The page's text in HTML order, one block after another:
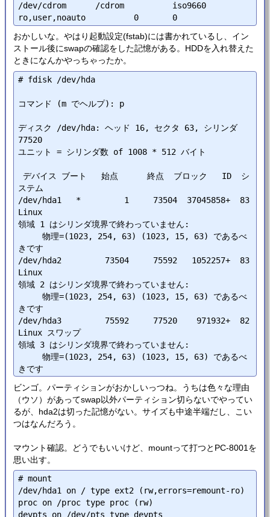
/dev/cdrom      /cdrom          iso9660
おかしいな。やはり起動設定(fstab)には書かれているし、イン
ストール後にswapの確認をした記憶がある。HDDを入れ替えた
ときになんかやっちゃったか。
# fdisk /dev/hda
コマンド (m でヘルプ): p
ディスク /dev/hda: ヘッド 16, セクタ 63, シリンダ
77520
ユニット = シリンダ数 of 1008 * 512 バイト
デバイス ブート   始点      終点  ブロック   ID  シ
ステム
/dev/hda1   *         1     73504  37045858+  83
Linux
領域 1 はシリンダ境界で終わっていません:
     物理=(1023, 254, 63) (1023, 15, 63) であるべ
きです
/dev/hda2         73504     75592   1052257+  83
Linux
領域 2 はシリンダ境界で終わっていません:
     物理=(1023, 254, 63) (1023, 15, 63) であるべ
きです
/dev/hda3         75592     77520    971932+  82
Linux スワップ
領域 3 はシリンダ境界で終わっていません:
     物理=(1023, 254, 63) (1023, 15, 63) であるべ
ビンゴ。パーティションがおかしいっつね。うちは色々な理由
（ウソ）があってswap以外パーティション切らないでやってい
るが、hda2は切った記憶がない。サイズも中途半端だし、こい
つはなんだろう。
マウント確認。どうでもいいけど、mountって打つとPC-8001を
思い出す。
# mount
/dev/hda1 on / type ext2 (rw,errors=remount-ro)
proc on /proc type proc (rw)
devpts on /dev/pts type devpts